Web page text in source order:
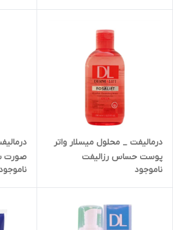
درمالیفت _ محلول میسلار واتر
پوست حساس رزالیفت
ناموجود
صورت
چرب و